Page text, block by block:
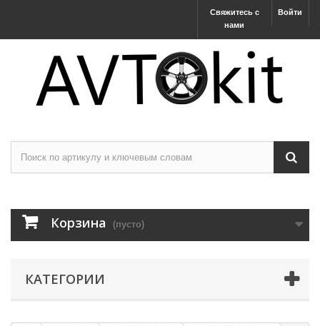
Войти
Свяжитесь с
нами
Корзина (пусто)
КАТЕГОРИИ